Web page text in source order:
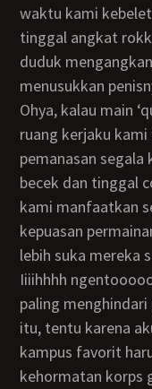
waktu kami
tinggal angkat
duduk
menusukkan
Ohya, kalau main ‘quicky’ di toilet kampus atau di
ruang kerjaku
pemanasan segala
becek dan tinggal
kami manfaatkan
kepuasan
lebih suka mereka
Iiiihhhh ngentoooooottttt… hahahaha… aku dulunya
paling
itu, tentu karena
kampus favorit
kehormatan korps